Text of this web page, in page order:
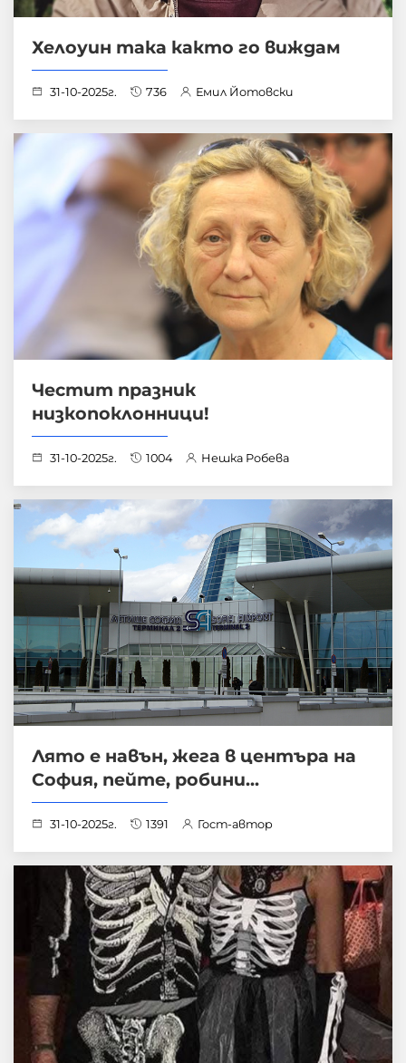
Хелоуин така както го виждам
31-10-2025г. 736 Емил Йотовски
Честит празник
низкопоклонници!
31-10-2025г. 1004 Нешка Робева
Лято е навън, жега в центъра на
София, пейте, робини...
31-10-2025г. 1391 Гост-автор